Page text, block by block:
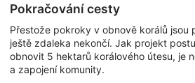
Pokračování cesty
Přestože pokroky v obnově korálů jsou
ještě zdaleka nekončí. Jak projekt
obnovit 5 hektarů korálového útesu, je
a zapojení komunity.